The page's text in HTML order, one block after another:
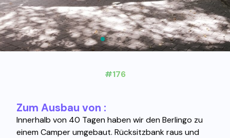
#176
Zum Ausbau von :
Innerhalb von 40 Tagen haben wir den Berlingo zu
einem Camper umgebaut. Rücksitzbank raus und